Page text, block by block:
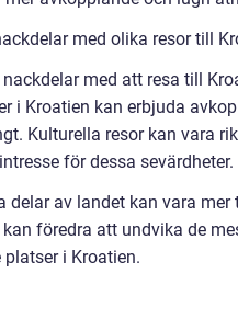
med olika resor till
med att resa till
i Kroatien kan erbjuda
Kulturella resor kan vara
för dessa sevärdheter.
delar av landet kan vara
kan föredra att undvika de
i Kroatien.